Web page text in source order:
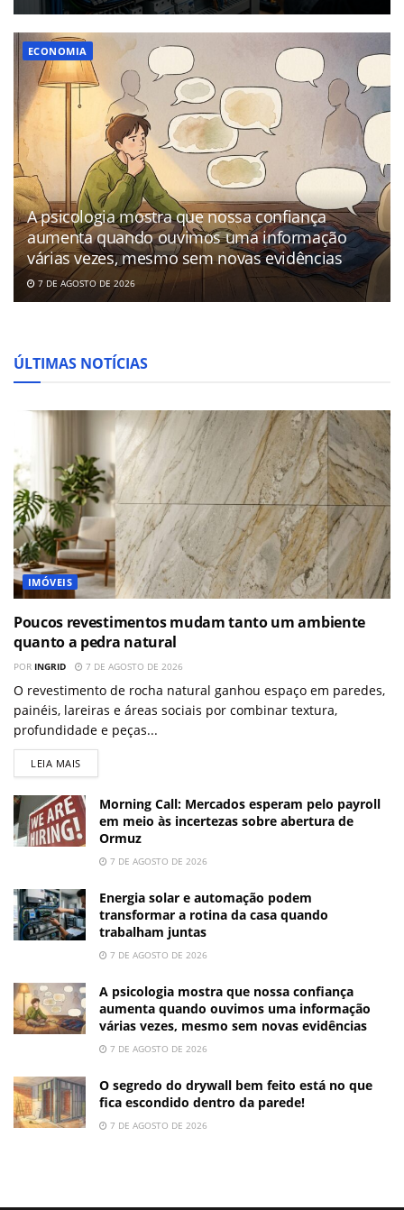
ECONOMIA
A psicologia mostra que nossa confiança
aumenta quando ouvimos uma informação
várias vezes, mesmo sem novas evidências
7 DE AGOSTO DE 2026
ÚLTIMAS NOTÍCIAS
IMÓVEIS
Poucos revestimentos mudam tanto um ambiente
quanto a pedra natural
POR INGRID 7 DE AGOSTO DE 2026
O revestimento de rocha natural ganhou espaço em paredes,
painéis, lareiras e áreas sociais por combinar textura,
profundidade e peças...
LEIA MAIS
Morning Call: Mercados esperam pelo payroll
em meio às incertezas sobre abertura de
Ormuz
7 DE AGOSTO DE 2026
Energia solar e automação podem
transformar a rotina da casa quando
trabalham juntas
7 DE AGOSTO DE 2026
A psicologia mostra que nossa confiança
aumenta quando ouvimos uma informação
várias vezes, mesmo sem novas evidências
7 DE AGOSTO DE 2026
O segredo do drywall bem feito está no que
fica escondido dentro da parede!
7 DE AGOSTO DE 2026